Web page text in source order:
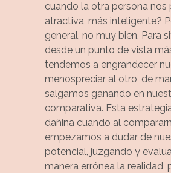
cuando la otra persona nos
atractiva, más inteligente?
general, no muy bien. Para
desde un punto de vista
tendemos a engrandecer
menospreciar al otro, de
salgamos ganando en
comparativa. Esta
dañina cuando al
empezamos a dudar de
potencial, juzgando y
manera errónea la realidad,